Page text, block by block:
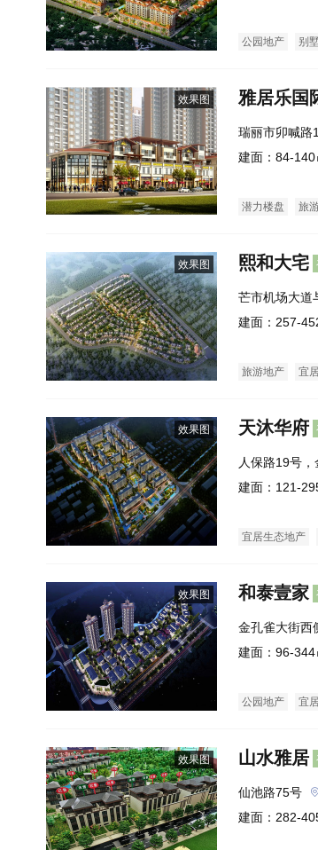
公园地产 别墅
效果图 雅居乐国
瑞丽市卯喊路
建面：84-
潜力楼盘 旅
效果图 熙和大宅
芒市机场大道
建面：257-
旅游地产 宜
效果图 天沐华府
人保路19号，
叉口（贡米集
建面：121-
宜居生态地产
效果图 和泰壹家
金孔雀大街西
建面：96-
公园地产 宜
效果图 山水雅居
仙池路75号
建面：282-